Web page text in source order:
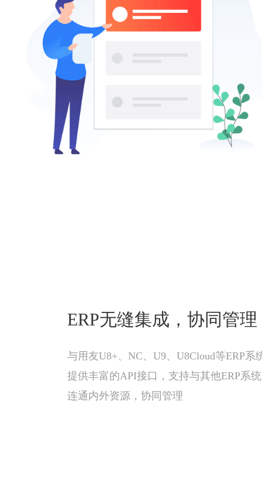
ERP无缝集成，协同管理
与用友U8+、NC、U9、U8Cloud等ERP系
提供丰富的API接口，支持与其他ERP系
连通内外资源，协同管理